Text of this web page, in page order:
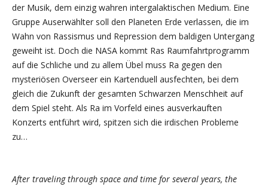
der Musik, dem einzig wahren intergalaktischen Medium. Eine
Gruppe Auserwählter soll den Planeten Erde verlassen, die im
Wahn von Rassismus und Repression dem baldigen Untergang
geweiht ist. Doch die NASA kommt Ras Raumfahrtprogramm
auf die Schliche und zu allem Übel muss Ra gegen den
mysteriösen Overseer ein Kartenduell ausfechten, bei dem
gleich die Zukunft der gesamten Schwarzen Menschheit auf
dem Spiel steht. Als Ra im Vorfeld eines ausverkauften
Konzerts entführt wird, spitzen sich die irdischen Probleme
zu…
After traveling through space and time for several years, the